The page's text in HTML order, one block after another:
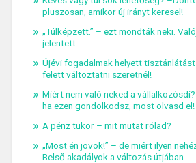
pluszosan, amikor új irányt keresel!
„Túlképzett.” – ezt mondták neki.
jelentett
Újévi fogadalmak helyett
felett változtatni szeretnél!
Miért nem való neked a
ha ezen gondolkodsz, most olvasd el!
A pénz tükör – mit mutat rólad?
„Most én jövök!” – de miért ilyen
Belső akadályok a változás útjában